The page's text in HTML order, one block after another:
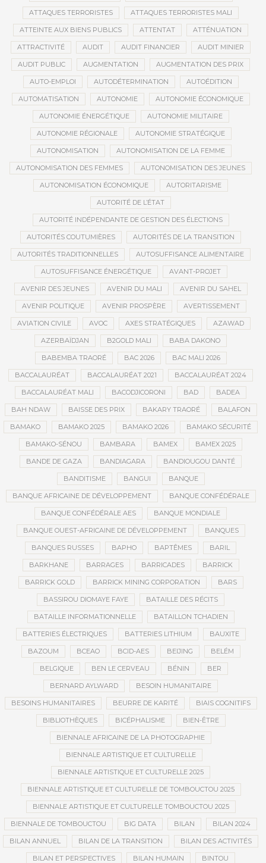
ATTAQUES TERRORISTES ATTAQUES TERRORISTES MALI
ATTEINTE AUX BIENS PUBLICS ATTENTAT ATTÉNUATION
ATTRACTIVITÉ AUDIT AUDIT FINANCIER AUDIT MINIER
AUDIT PUBLIC AUGMENTATION AUGMENTATION DES PRIX
AUTO-EMPLOI AUTODÉTERMINATION AUTOÉDITION
AUTOMATISATION AUTONOMIE AUTONOMIE ÉCONOMIQUE
AUTONOMIE ÉNERGÉTIQUE AUTONOMIE MILITAIRE
AUTONOMIE RÉGIONALE AUTONOMIE STRATÉGIQUE
AUTONOMISATION AUTONOMISATION DE LA FEMME
AUTONOMISATION DES FEMMES AUTONOMISATION DES JEUNES
AUTONOMISATION ÉCONOMIQUE AUTORITARISME
AUTORITÉ DE L’ÉTAT
AUTORITÉ INDÉPENDANTE DE GESTION DES ÉLECTIONS
AUTORITÉS COUTUMIÈRES AUTORITÉS DE LA TRANSITION
AUTORITÉS TRADITIONNELLES AUTOSUFFISANCE ALIMENTAIRE
AUTOSUFFISANCE ÉNERGÉTIQUE AVANT-PROJET
AVENIR DES JEUNES AVENIR DU MALI AVENIR DU SAHEL
AVENIR POLITIQUE AVENIR PROSPÈRE AVERTISSEMENT
AVIATION CIVILE AVOC AXES STRATÉGIQUES AZAWAD
AZERBAÏDJAN B2GOLD MALI BABA DAKONO
BABEMBA TRAORÉ BAC 2026 BAC MALI 2026
BACCALAURÉAT BACCALAURÉAT 2021 BACCALAURÉAT 2024
BACCALAURÉAT MALI BACODJICORONI BAD BADEA
BAH NDAW BAISSE DES PRIX BAKARY TRAORÉ BALAFON
BAMAKO BAMAKO 2025 BAMAKO 2026 BAMAKO SÉCURITÉ
BAMAKO-SÉNOU BAMBARA BAMEX BAMEX 2025
BANDE DE GAZA BANDIAGARA BANDIOUGOU DANTÉ
BANDITISME BANGUI BANQUE
BANQUE AFRICAINE DE DÉVELOPPEMENT BANQUE CONFÉDÉRALE
BANQUE CONFÉDÉRALE AES BANQUE MONDIALE
BANQUE OUEST-AFRICAINE DE DÉVELOPPEMENT BANQUES
BANQUES RUSSES BAPHO BAPTÊMES BARIL
BARKHANE BARRAGES BARRICADES BARRICK
BARRICK GOLD BARRICK MINING CORPORATION BARS
BASSIROU DIOMAYE FAYE BATAILLE DES RÉCITS
BATAILLE INFORMATIONNELLE BATAILLON TCHADIEN
BATTERIES ÉLECTRIQUES BATTERIES LITHIUM BAUXITE
BAZOUM BCEAO BCID-AES BEIJING BELÉM
BELGIQUE BEN LE CERVEAU BÉNIN BER
BERNARD AYLWARD BESOIN HUMANITAIRE
BESOINS HUMANITAIRES BEURRE DE KARITÉ BIAIS COGNITIFS
BIBLIOTHÈQUES BICÉPHALISME BIEN-ÊTRE
BIENNALE AFRICAINE DE LA PHOTOGRAPHIE
BIENNALE ARTISTIQUE ET CULTURELLE
BIENNALE ARTISTIQUE ET CULTURELLE 2025
BIENNALE ARTISTIQUE ET CULTURELLE DE TOMBOUCTOU 2025
BIENNALE ARTISTIQUE ET CULTURELLE TOMBOUCTOU 2025
BIENNALE DE TOMBOUCTOU BIG DATA BILAN BILAN 2024
BILAN ANNUEL BILAN DE LA TRANSITION BILAN DES ACTIVITÉS
BILAN ET PERSPECTIVES BILAN HUMAIN BINTOU